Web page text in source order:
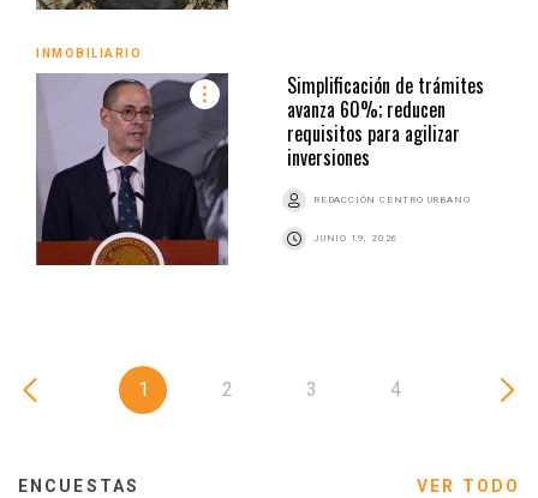
INMOBILIARIO
Simplificación de trámites
avanza 60%; reducen
requisitos para agilizar
inversiones
REDACCIÓN CENTRO URBANO
JUNIO 19, 2026
1 2 3 4
ENCUESTAS VER TODO